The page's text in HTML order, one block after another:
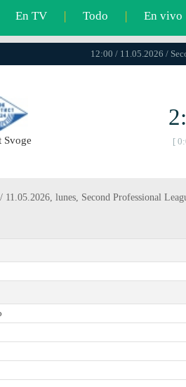
En TV | Todo | En vivo
12:00 / 11.05.2026 /
Svoge [
lunes, Second Professional